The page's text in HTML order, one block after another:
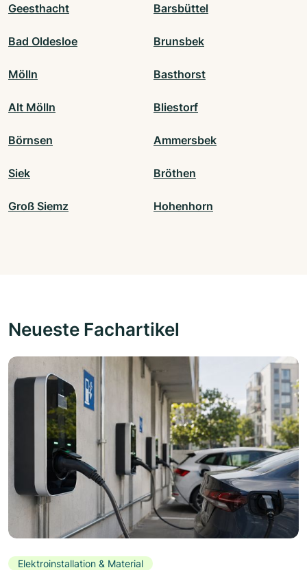
Geesthacht Barsbüttel
Bad Oldesloe Brunsbek
Mölln Basthorst
Alt Mölln Bliestorf
Börnsen Ammersbek
Siek Bröthen
Groß Siemz Hohenhorn
Neueste Fachartikel
Elektroinstallation & Material